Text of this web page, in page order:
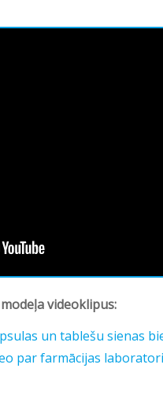
videoklipus:
un tablešu sienas
par farmācijas